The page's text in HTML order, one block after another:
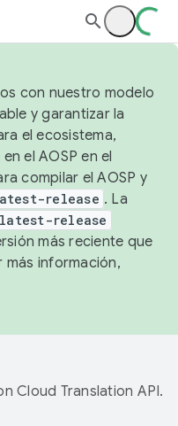
con nuestro modelo
y garantizar la
el ecosistema,
el AOSP en el
compilar el AOSP y
release . La
release
más reciente que
más información,
Cloud Translation API.